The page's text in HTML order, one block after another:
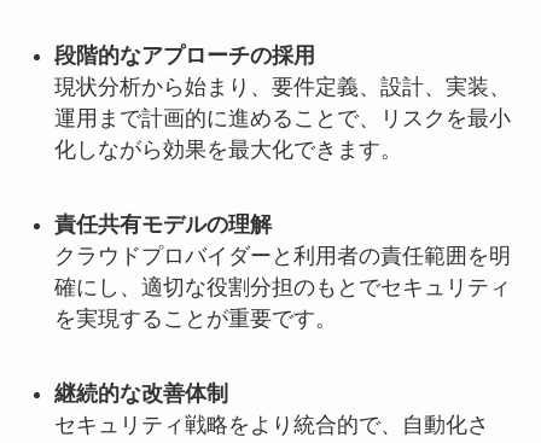
段階的なアプローチの採用
現状分析から始まり、要件定義、設計、実装、
運用まで計画的に進めることで、リスクを最小
化しながら効果を最大化できます。
責任共有モデルの理解
クラウドプロバイダーと利用者の責任範囲を明
確にし、適切な役割分担のもとでセキュリティ
を実現することが重要です。
継続的な改善体制
セキュリティ戦略をより統合的で、自動化さ